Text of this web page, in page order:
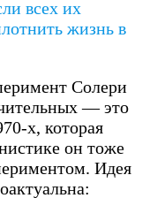
всех их
жизнь в
Солери
— это
х, которая
он тоже
Идея